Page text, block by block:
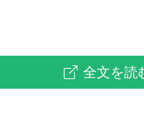
全文を読